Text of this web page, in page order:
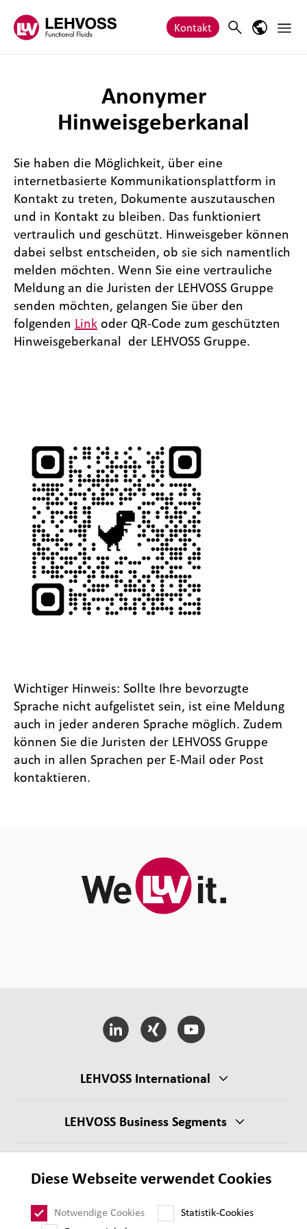
Kontakt SearchSprach-
Anonymer
Hinweisgeberkanal
Sie haben die Möglichkeit, über eine
internetbasierte Kommunikationsplattform in
Kontakt zu treten, Dokumente auszutauschen
und in Kontakt zu bleiben. Das funktioniert
vertraulich und geschützt. Hinweisgeber können
dabei selbst entscheiden, ob sie sich namentlich
melden möchten. Wenn Sie eine vertrauliche
Meldung an die Juristen der LEHVOSS Gruppe
senden möchten, gelangen Sie über den
folgenden Link oder QR-Code zum geschützten
Hinweisgeberkanal der LEHVOSS Gruppe.
Wichtiger Hinweis: Sollte Ihre bevorzugte
Sprache nicht aufgelistet sein, ist eine Meldung
auch in jeder anderen Sprache möglich. Zudem
können Sie die Juristen der LEHVOSS Gruppe
auch in allen Sprachen per E-Mail oder Post
kontaktieren.
LEHVOSS International
LEHVOSS Business Segments
Lieferantenanforderungen
Impressum
Diese Webseite verwendet Cookies
Notwendige Cookies
Statistik-Cookies